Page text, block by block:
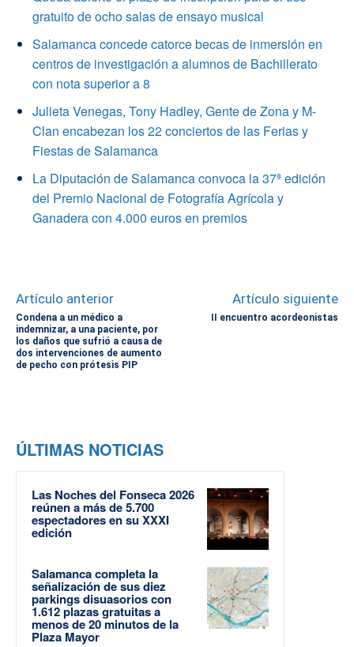
gratuito de ocho salas de ensayo musical
Salamanca concede catorce becas de inmersión en
centros de investigación a alumnos de Bachillerato
con nota superior a 8
Julieta Venegas, Tony Hadley, Gente de Zona y M-
Clan encabezan los 22 conciertos de las Ferias y
Fiestas de Salamanca
La Diputación de Salamanca convoca la 37ª edición
del Premio Nacional de Fotografía Agrícola y
Ganadera con 4.000 euros en premios
Artículo anterior
Condena a un médico a
indemnizar, a una paciente, por
los daños que sufrió a causa de
dos intervenciones de aumento
de pecho con prótesis PIP
Artículo siguiente
II encuentro acordeonistas
ÚLTIMAS NOTICIAS
Las Noches del Fonseca 2026
reúnen a más de 5.700
espectadores en su XXXI
edición
Salamanca completa la
señalización de sus diez
parkings disuasorios con
1.612 plazas gratuitas a
menos de 20 minutos de la
Plaza Mayor